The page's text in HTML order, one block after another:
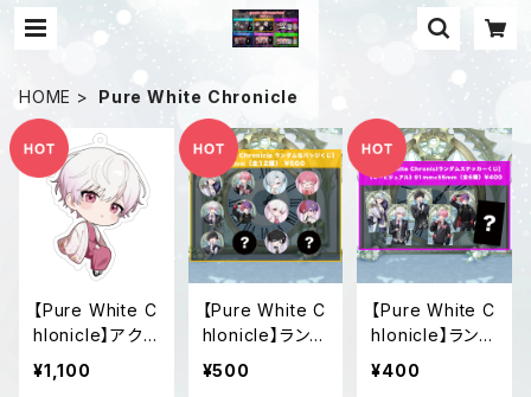
HOME Pure White Chronicle
【Pure White C
hlonicle】アクリ
ルキーホルダー
あまくん
¥1,100
【Pure White C
hlonicle】ランダ
ム缶バッジくじ
¥500
【Pure White C
hlonicle】ランダ
ムステッカーくじ
¥400